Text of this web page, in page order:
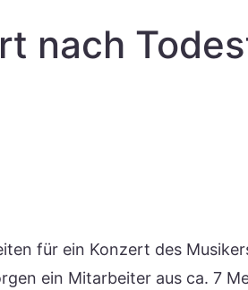
nach
für ein Konzert des
ein Mitarbeiter aus ca. 7